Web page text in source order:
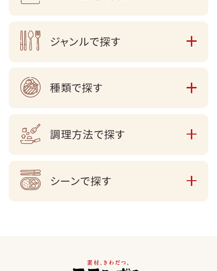
ジャンルで探す
種類で探す
調理方法で探す
シーンで探す